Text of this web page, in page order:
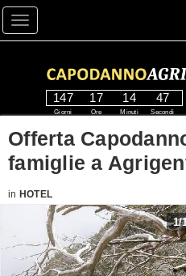
Toggle navigation
147
Giorni
17
Ore
14
Minuti
46
Secondi
Offerta
famiglie a
in HOTEL
1/